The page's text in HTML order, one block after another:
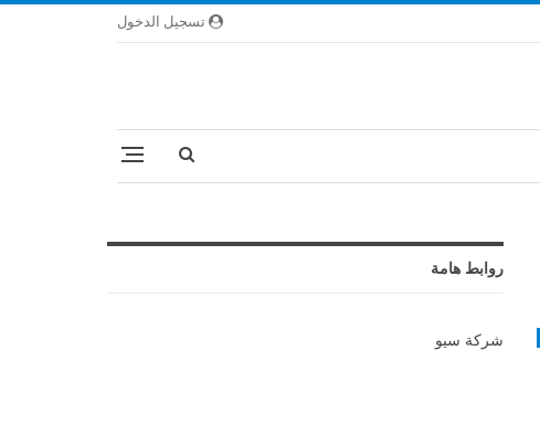
تسجيل الدخول
روابط هامة
شركة سيو